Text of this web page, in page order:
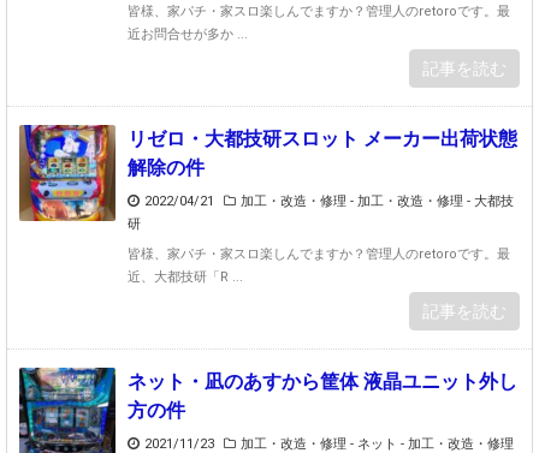
皆様、家パチ・家スロ楽しんでますか？管理人のretoroです。最
近お問合せが多か ...
記事を読む
リゼロ・大都技研スロット メーカー出荷状態
解除の件
2022/04/21 加工・改造・修理 - 加工・改造・修理 - 大都技
研
皆様、家パチ・家スロ楽しんでますか？管理人のretoroです。最
近、大都技研「R ...
記事を読む
ネット・凪のあすから筐体 液晶ユニット外し
方の件
2021/11/23 加工・改造・修理 - ネット - 加工・改造・修理